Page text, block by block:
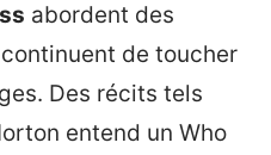
abordent des
de toucher
Des récits tels
entend un Who